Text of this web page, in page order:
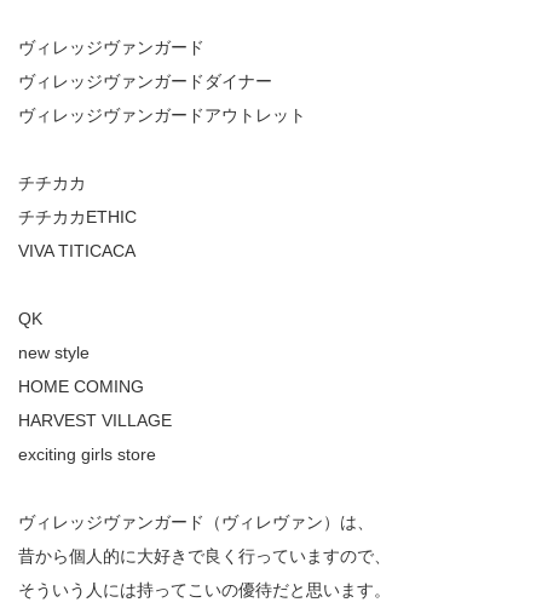
ヴィレッジヴァンガード
ヴィレッジヴァンガードダイナー
ヴィレッジヴァンガードアウトレット
チチカカ
チチカカETHIC
VIVA TITICACA
QK
new style
HOME COMING
HARVEST VILLAGE
exciting girls store
ヴィレッジヴァンガード（ヴィレヴァン）は、
昔から個人的に大好きで良く行っていますので、
そういう人には持ってこいの優待だと思います。